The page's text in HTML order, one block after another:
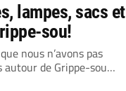
lampes, sacs et
sou!
nous n’avons pas
autour de Grippe-sou…